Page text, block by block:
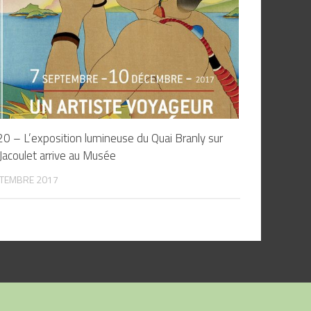
– L’exposition lumineuse du Quai Branly sur
arrive au Musée
2017